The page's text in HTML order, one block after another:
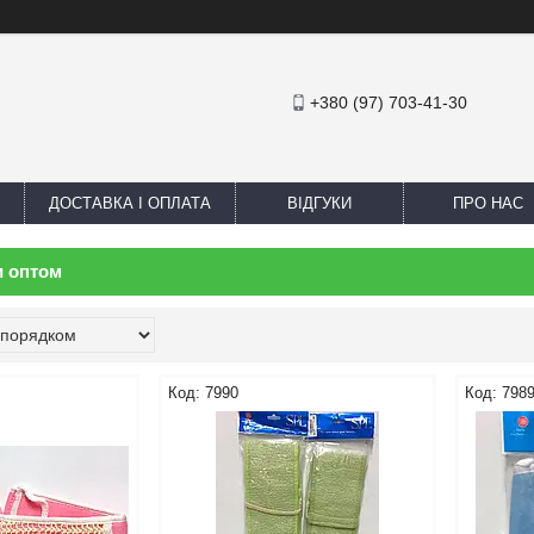
+380 (97) 703-41-30
ДОСТАВКА І ОПЛАТА ВІДГУКИ ПРО НАС
оптом
7990